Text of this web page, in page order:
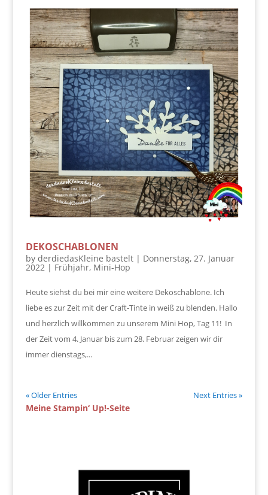
DEKOSCHABLONEN
by derdiedasKleine bastelt| Donnerstag, 27. Januar
2022| Frühjahr, Mini-Hop
Heute siehst du bei mir eine weitere Dekoschablone. Ich
liebe es zur Zeit mit der Craft-Tinte in weiß zu blenden. Hallo
und herzlich willkommen zu unserem Mini Hop, Tag 11! In
der Zeit vom 4. Januar bis zum 28. Februar zeigen wir dir
immer dienstags,...
« Older Entries Next Entries »
Meine Stampin‘ Up!-Seite